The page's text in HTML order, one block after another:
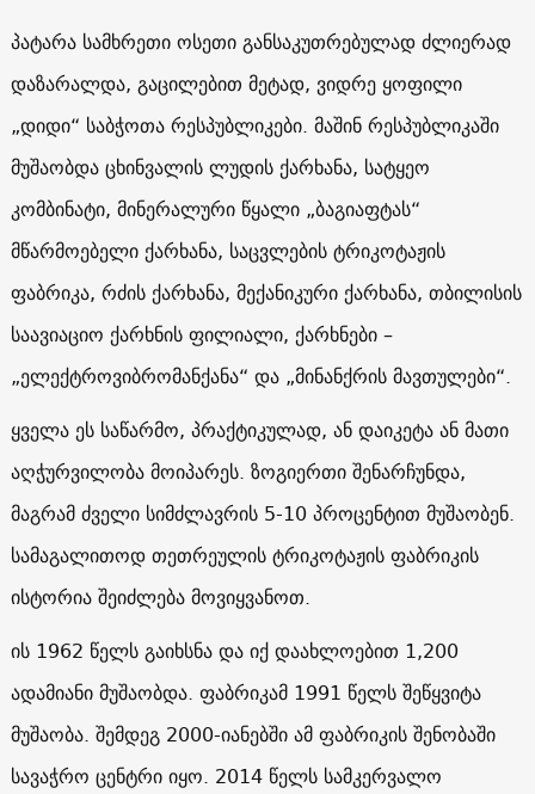
პატარა სამხრეთი ოსეთი განსაკუთრებულად ძლიერად
დაზარალდა, გაცილებით მეტად, ვიდრე ყოფილი
„დიდი“ საბჭოთა რესპუბლიკები. მაშინ რესპუბლიკაში
მუშაობდა ცხინვალის ლუდის ქარხანა, სატყეო
კომბინატი, მინერალური წყალი „ბაგიაფტას“
მწარმოებელი ქარხანა, საცვლების ტრიკოტაჟის
ფაბრიკა, რძის ქარხანა, მექანიკური ქარხანა, თბილისის
საავიაციო ქარხნის ფილიალი, ქარხნები –
„ელექტროვიბრომანქანა“ და „მინანქრის მავთულები“.
ყველა ეს საწარმო, პრაქტიკულად, ან დაიკეტა ან მათი
აღჭურვილობა მოიპარეს. ზოგიერთი შენარჩუნდა,
მაგრამ ძველი სიმძლავრის 5-10 პროცენტით მუშაობენ.
სამაგალითოდ თეთრეულის ტრიკოტაჟის ფაბრიკის
ისტორია შეიძლება მოვიყვანოთ.
ის 1962 წელს გაიხსნა და იქ დაახლოებით 1,200
ადამიანი მუშაობდა. ფაბრიკამ 1991 წელს შეწყვიტა
მუშაობა. შემდეგ 2000-იანებში ამ ფაბრიკის შენობაში
სავაჭრო ცენტრი იყო. 2014 წელს სამკერვალო